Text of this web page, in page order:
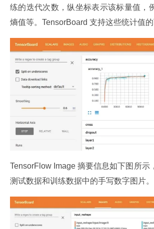
练的迭代次数，纵坐标表示该标量值，
熵值等。TensorBoard 支持这些统计值的
TensorFlow Image 摘要信息如下图所示
测试数据和训练数据中的手写数字图片。